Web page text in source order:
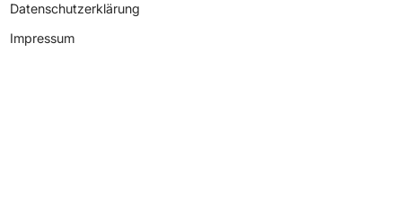
Datenschutzerklärung
Impressum